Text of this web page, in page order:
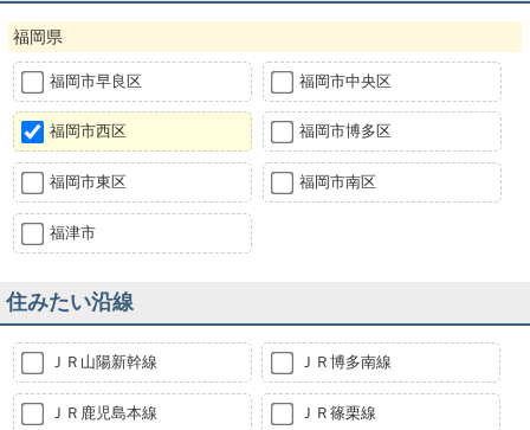
福岡県
福岡市早良区 福岡市中央区
福岡市西区 福岡市博多区
福岡市東区 福岡市南区
福津市
住みたい沿線
ＪＲ山陽新幹線 ＪＲ博多南線
ＪＲ鹿児島本線 ＪＲ篠栗線